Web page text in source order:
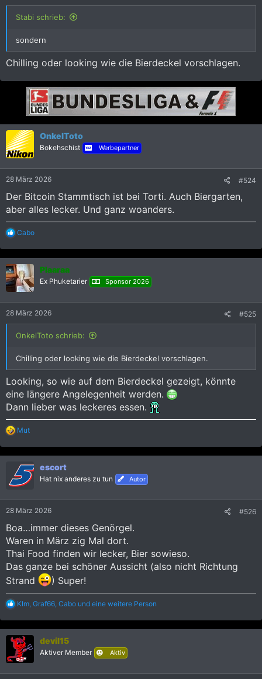
:
Stabi schrieb:
sondern
Chilling oder looking wie die Bierdeckel vorschlagen.
OnkelToto
Bokehschist Werbepartner
28 März 2026 #524
Der Bitcoin Stammtisch ist bei Torti. Auch Biergarten,
aber alles lecker. Und ganz woanders.
R
a
k
t
i
o
n
:
Cabo
Plaaraa
Ex Phuketarier Sponsor 2026
28 März 2026 #525
OnkelToto schrieb:
Chilling oder looking wie die Bierdeckel vorschlagen.
Looking, so wie auf dem Bierdeckel gezeigt, könnte
eine längere Angelegenheit werden.
Dann lieber was leckeres essen.
R
a
k
t
i
o
n
Mut
escort
Hat nix anderes zu tun Autor
28 März 2026 #526
Boa…immer dieses Genörgel.
Waren in März zig Mal dort.
Thai Food finden wir lecker, Bier sowieso.
Das ganze bei schöner Aussicht (also nicht Richtung
Strand
) Super!
R
a
k
t
i
o
KIm, Graf66, Cabo und eine weitere Person
devil15
Aktiver Member Aktiv